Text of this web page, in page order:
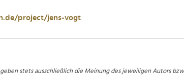
project/jens-vogt
geben stets ausschließlich die Meinung des jeweiligen Autors